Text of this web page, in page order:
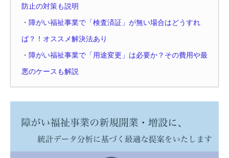
防止の対策も説明
・ 障がい福祉事業で「検査済証」が無い場合はどうすれ
ば？！オススメ解決法あり
・ 障がい福祉事業で「用途変更」は必要か？その費用や最
悪のケースも解説